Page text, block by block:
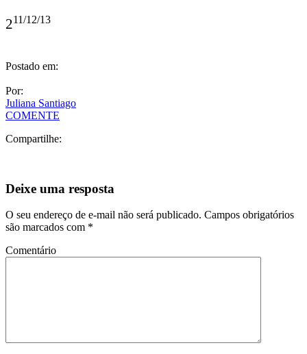
211/12/13
Postado em:
Por:
Juliana Santiago
COMENTE
Compartilhe:
Deixe uma resposta
O seu endereço de e-mail não será publicado. Campos obrigatórios
são marcados com *
Comentário